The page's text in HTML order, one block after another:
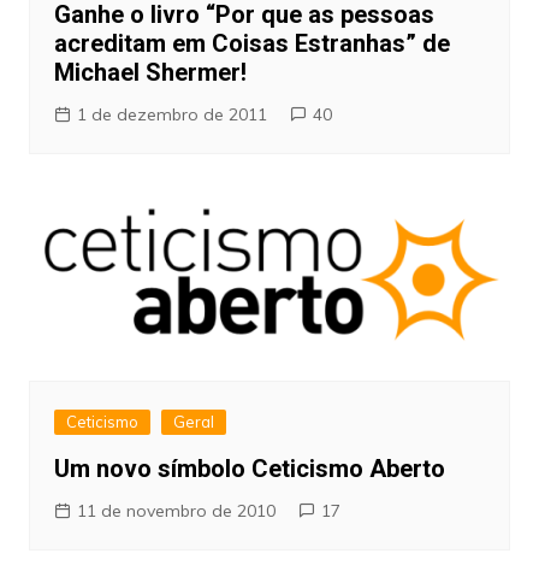
Ganhe o livro “Por que as pessoas
acreditam em Coisas Estranhas” de
Michael Shermer!
1 de dezembro de 2011 40
Ceticismo Geral
Um novo símbolo Ceticismo Aberto
11 de novembro de 2010 17